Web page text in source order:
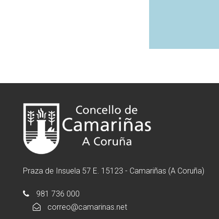
Praza de Insuela 57 E. 15123 - Camariñas (A Coruña)
981 736 000
correo@camarinas.net